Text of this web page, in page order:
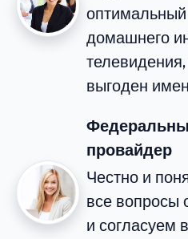
домашнего
выгоден
провайдер
Честно и
все вопросы
и согласуем